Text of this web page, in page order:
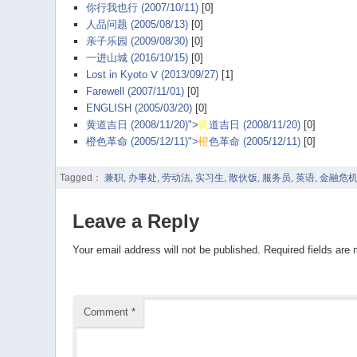
你行我也行 (2007/10/11)[0]
人品问题 (2005/08/13)[0]
亲子乐园 (2009/08/30)[0]
一进山城 (2016/10/15)[0]
Lost in Kyoto Ⅴ (2013/09/27)[1]
Farewell (2007/11/01)[0]
ENGLISH (2005/03/20)[0]
黄道吉日 (2008/11/20)">黄道吉日 (2008/11/20)[0]
橙色革命 (2005/12/11)">橙色革命 (2005/12/11)[0]
Tagged： 兼职, 办事处, 劳动法, 实习生, 散伙饭, 服务员, 英语, 金融危机
Leave a Reply
Your email address will not be published. Required fields are
Comment *